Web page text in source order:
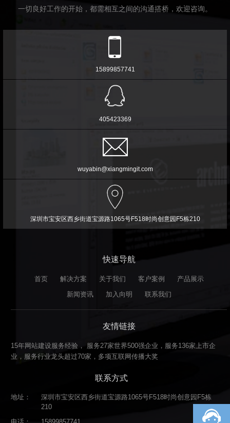
一切良好工作的开始，都需相互之间的沟通搭桥，欢迎咨询。
15899857741
405423369
wuyabin@xiangmingit.com
深圳市宝安区西乡街道宝源路1065号F518时尚创意园F5栋210
快速导航
首页 解决方案 关于我们 客户案例
产品展示
新闻资讯
加入向明 联系我们
友情链接
15年网站建设服务经验， 服务27家世界500强企业，服务136家上市企
业，服务行业龙头超过70家，多项互联网传播大奖
联系方式
地址：
深圳市宝安区西乡街道宝源路1065号F518时尚创意园F5栋
210